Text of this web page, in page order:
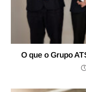
O que o Grupo